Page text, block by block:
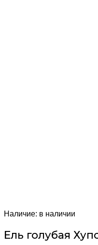
Наличие: в наличии
Ель голубая